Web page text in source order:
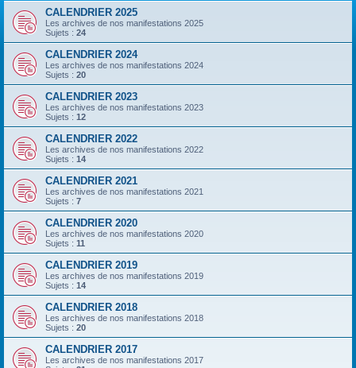
CALENDRIER 2025
Les archives de nos manifestations 2025
Sujets : 24
CALENDRIER 2024
Les archives de nos manifestations 2024
Sujets : 20
CALENDRIER 2023
Les archives de nos manifestations 2023
Sujets : 12
CALENDRIER 2022
Les archives de nos manifestations 2022
Sujets : 14
CALENDRIER 2021
Les archives de nos manifestations 2021
Sujets : 7
CALENDRIER 2020
Les archives de nos manifestations 2020
Sujets : 11
CALENDRIER 2019
Les archives de nos manifestations 2019
Sujets : 14
CALENDRIER 2018
Les archives de nos manifestations 2018
Sujets : 20
CALENDRIER 2017
Les archives de nos manifestations 2017